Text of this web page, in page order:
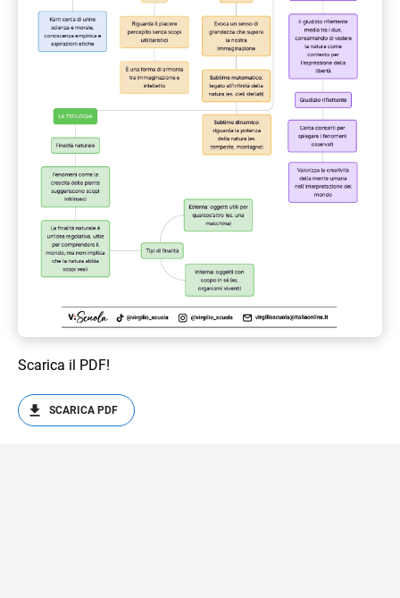
Scarica il PDF!
SCARICA PDF